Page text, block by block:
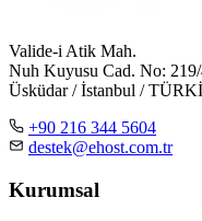
Valide-i Atik Mah.
Nuh Kuyusu Cad. No:
Üsküdar / İstanbul /
+90 216 344 5604
destek@ehost.com.tr
Kurumsal